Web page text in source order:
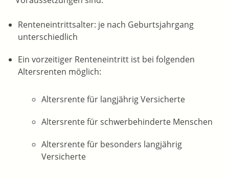
Renteneintrittsalter: je nach Geburtsjahrgang
unterschiedlich
Ein vorzeitiger Renteneintritt ist bei folgenden
Altersrenten möglich:
Altersrente für langjährig Versicherte
Altersrente für schwerbehinderte Menschen
Altersrente für besonders langjährig
Versicherte